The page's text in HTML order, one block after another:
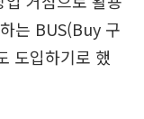
는 BUS(Buy 구
도입하기로 했